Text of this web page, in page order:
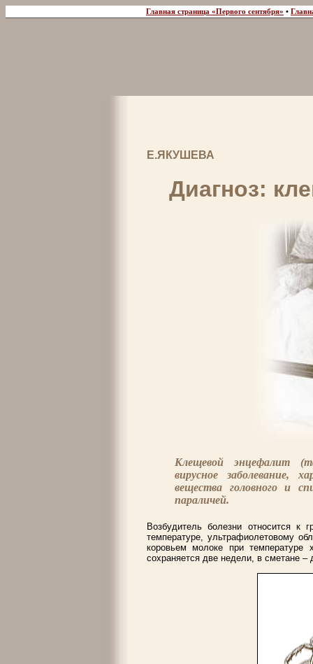
Главная страница «Первого сентября» •
Е.ЯКУШЕВА
Диагноз:
Клещевой энцефалит
вирусное заболевание,
вещества головного и
параличей.
Возбудитель болезни относится к
температуре, ультрафиолетовому
коровьем молоке при температуре
сохраняется две недели, в сметане –